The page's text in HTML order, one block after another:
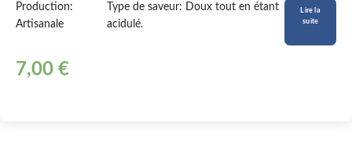
Production:
Artisanale
Type de saveur: Doux tout en étant
acidulé.
Lire la
suite
7,00 €